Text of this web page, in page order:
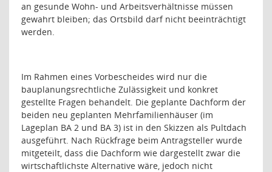
an gesunde Wohn- und Arbeitsverhältnisse müssen
gewahrt bleiben; das Ortsbild darf nicht beeinträchtigt
werden.
Im Rahmen eines Vorbescheides wird nur die
bauplanungsrechtliche Zulässigkeit und konkret
gestellte Fragen behandelt. Die geplante Dachform der
beiden neu geplanten Mehrfamilienhäuser (im
Lageplan BA 2 und BA 3) ist in den Skizzen als Pultdach
ausgeführt. Nach Rückfrage beim Antragsteller wurde
mitgeteilt, dass die Dachform wie dargestellt zwar die
wirtschaftlichste Alternative wäre, jedoch nicht